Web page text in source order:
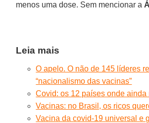
menos uma dose. Sem mencionar a
Leia mais
O apelo. O não de 145 líderes
“nacionalismo das vacinas”
Covid: os 12 países onde ainda
Vacinas: no Brasil, os ricos
Vacina da covid-19 universal e